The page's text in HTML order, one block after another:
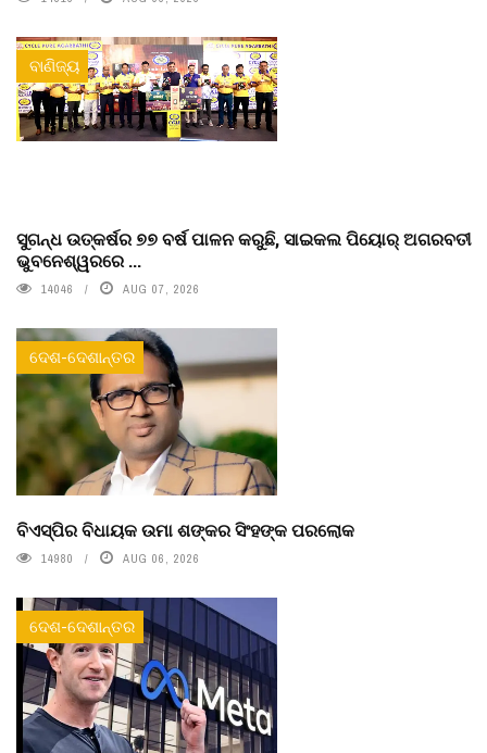
ବାଣିଜ୍ୟ
ସୁଗନ୍ଧ ଉତ୍କର୍ଷର ୭୭ ବର୍ଷ ପାଳନ କରୁଛି, ସାଇକଲ ପିୟୋର୍‌ ଅଗରବତୀ
ଭୁବନେଶ୍ୱରରେ ...
14046 AUG 07, 2026
ଦେଶ-ଦେଶାନ୍ତର
ବିଏସ୍‌ପିର ବିଧାୟକ ଉମା ଶଙ୍କର ସିଂହଙ୍କ ପରଲୋକ
14980 AUG 06, 2026
ଦେଶ-ଦେଶାନ୍ତର